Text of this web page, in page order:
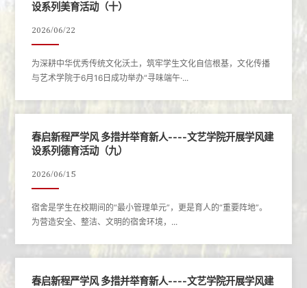
设系列美育活动（十）
2026/06/22
为深耕中华优秀传统文化沃土，筑牢学生文化自信根基，文化传播
与艺术学院于6月16日成功举办“寻味端午·...
春启新程严学风 多措并举育新人----文艺学院开展学风建
设系列德育活动（九）
2026/06/15
宿舍是学生在校期间的“最小管理单元”，更是育人的“重要阵地”。
为营造安全、整洁、文明的宿舍环境，...
春启新程严学风 多措并举育新人----文艺学院开展学风建